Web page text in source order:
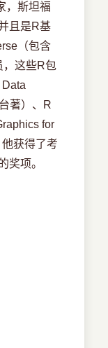
，斯坦福
且是R基
（包含
，这些R包
著）、R
for
获得了考
奖项。